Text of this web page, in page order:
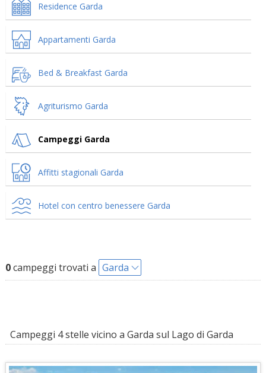
Residence Garda
Appartamenti Garda
Bed & Breakfast Garda
Agriturismo Garda
Campeggi Garda
Affitti stagionali Garda
Hotel con centro benessere Garda
0campeggi trovati a Garda
Campeggi 4 stelle vicino a Garda sul Lago di Garda